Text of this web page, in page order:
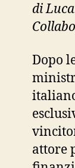
di
Dopo
attore